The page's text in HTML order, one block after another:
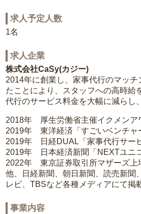
求人予定人数
1名
求人企業
株式会社CaSy(カジー)
2014年に創業し、家事代行のマッチ
たことにより、スタッフへの高時給
代行のサービス料金を大幅に減らし
2018年 厚生労働省主催イクメンア
2019年 東洋経済「すごいベンチャ
2019年 日経DUAL「家事代行サー
2019年 日本経済新聞「NEXTユニ
2022年 東京証券取引所マザーズ上
他、日経新聞、朝日新聞、読売新聞
レビ、TBSなど各種メディアにて掲
事業内容